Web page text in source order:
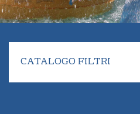
CATALOGO FILTRI